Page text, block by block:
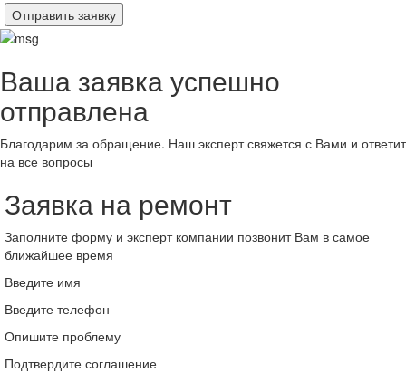
Отправить заявку
Ваша заявка успешно
отправлена
Благодарим за обращение. Наш эксперт свяжется с Вами и ответит
на все вопросы
Заявка на ремонт
Заполните форму и эксперт компании позвонит Вам в самое
ближайшее время
Введите имя
Введите телефон
Опишите проблему
Подтвердите соглашение